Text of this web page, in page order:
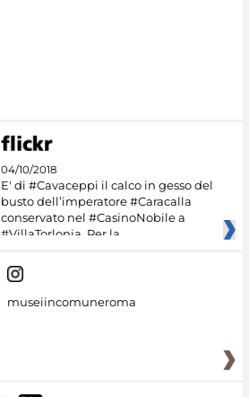
04/10/2018
E' di #Cavaceppi il calco in gesso del
busto dell’imperatore #Caracalla
conservato nel #CasinoNobile a
#VillaTorlonia. Per la
museiincomuneroma